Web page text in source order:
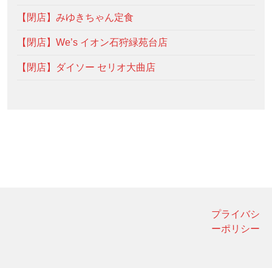
【閉店】みゆきちゃん定食
【閉店】We’s イオン石狩緑苑台店
【閉店】ダイソー セリオ大曲店
プライバシ
ーポリシー